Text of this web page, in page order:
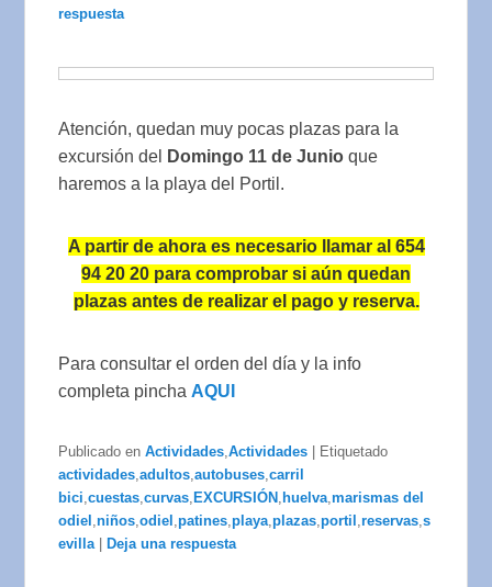
respuesta
Atención, quedan muy pocas plazas para la
excursión del
Domingo 11 de Junio que
haremos a la playa del Portil.
A partir de ahora es necesario llamar al 654
94 20 20 para comprobar si aún quedan
plazas antes de realizar el pago y reserva.
Para consultar el orden del día y la info
completa pincha AQUI
Publicado en Actividades,Actividades
Etiquetado
actividades,adultos,autobuses,carril
bici,cuestas,curvas, EXCURSIÓN , huelva,marismas del
odiel ,niños,odiel ,patines,playa,plazas,portil ,reservas,s
evilla
Deja una respuesta